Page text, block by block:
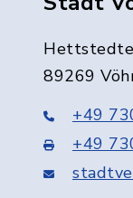
89269
+49
+49